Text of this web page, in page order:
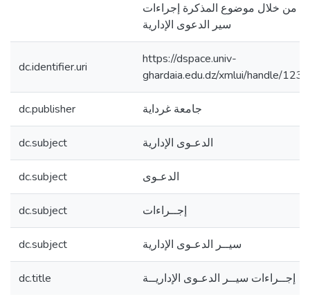
من خلال موضوع المذكرة إجراءات
سير الدعوى الإدارية
dc.identifier.uri
https://dspace.univ-
ghardaia.edu.dz/xmlui/handle/
dc.publisher جامعة غرداية
dc.subject الدعـوى الإدارية
dc.subject الدعـوى
dc.subject إجــراءات
dc.subject سيــر الدعـوى الإدارية
dc.title إجــراءات سيــر الدعـوى الإداريــة